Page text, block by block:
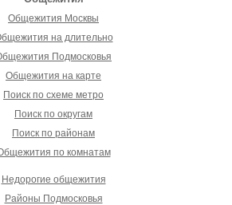
Общежития Москвы
на длительно
Подмосковья
Общежития на карте
Поиск по схеме метро
Поиск по округам
Поиск по районам
по комнатам
Недорогие общежития
Районы Подмосковья